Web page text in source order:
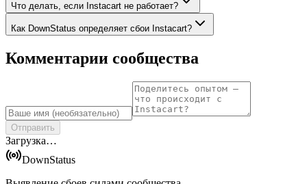
Что делать, если Instacart не работает?
Как DownStatus определяет сбои Instacart?
Комментарии сообщества
Отправить
Загрузка…
DownStatus